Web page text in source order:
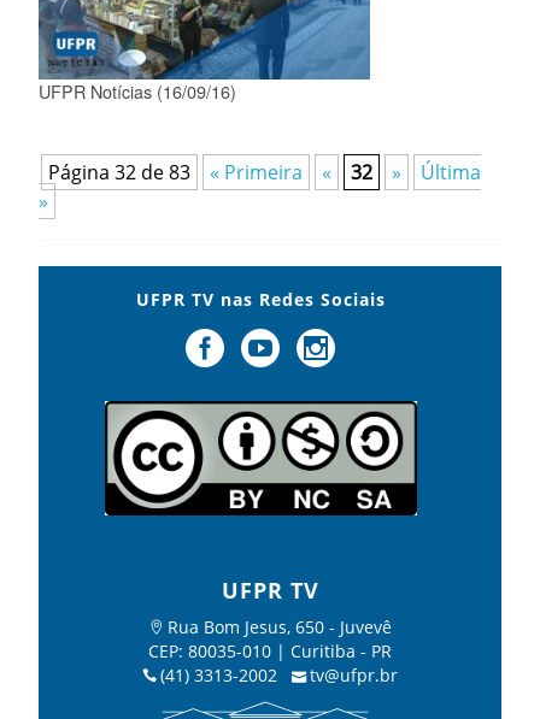
UFPR Notícias (16/09/16)
Página 32 de 83 « Primeira « 32 »
Última
»
UFPR TV nas Redes Sociais
UFPR TV
Rua Bom Jesus, 650 - Juvevê
CEP: 80035-010 | Curitiba - PR
(41) 3313-2002
tv@ufpr.br